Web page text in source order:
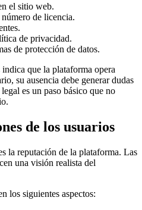
el sitio web.
de licencia.
de privacidad.
de protección de datos.
que la plataforma opera
su ausencia debe generar dudas
es un paso básico que no
de los usuarios
la reputación de la plataforma. Las
una visión realista del
los siguientes aspectos: